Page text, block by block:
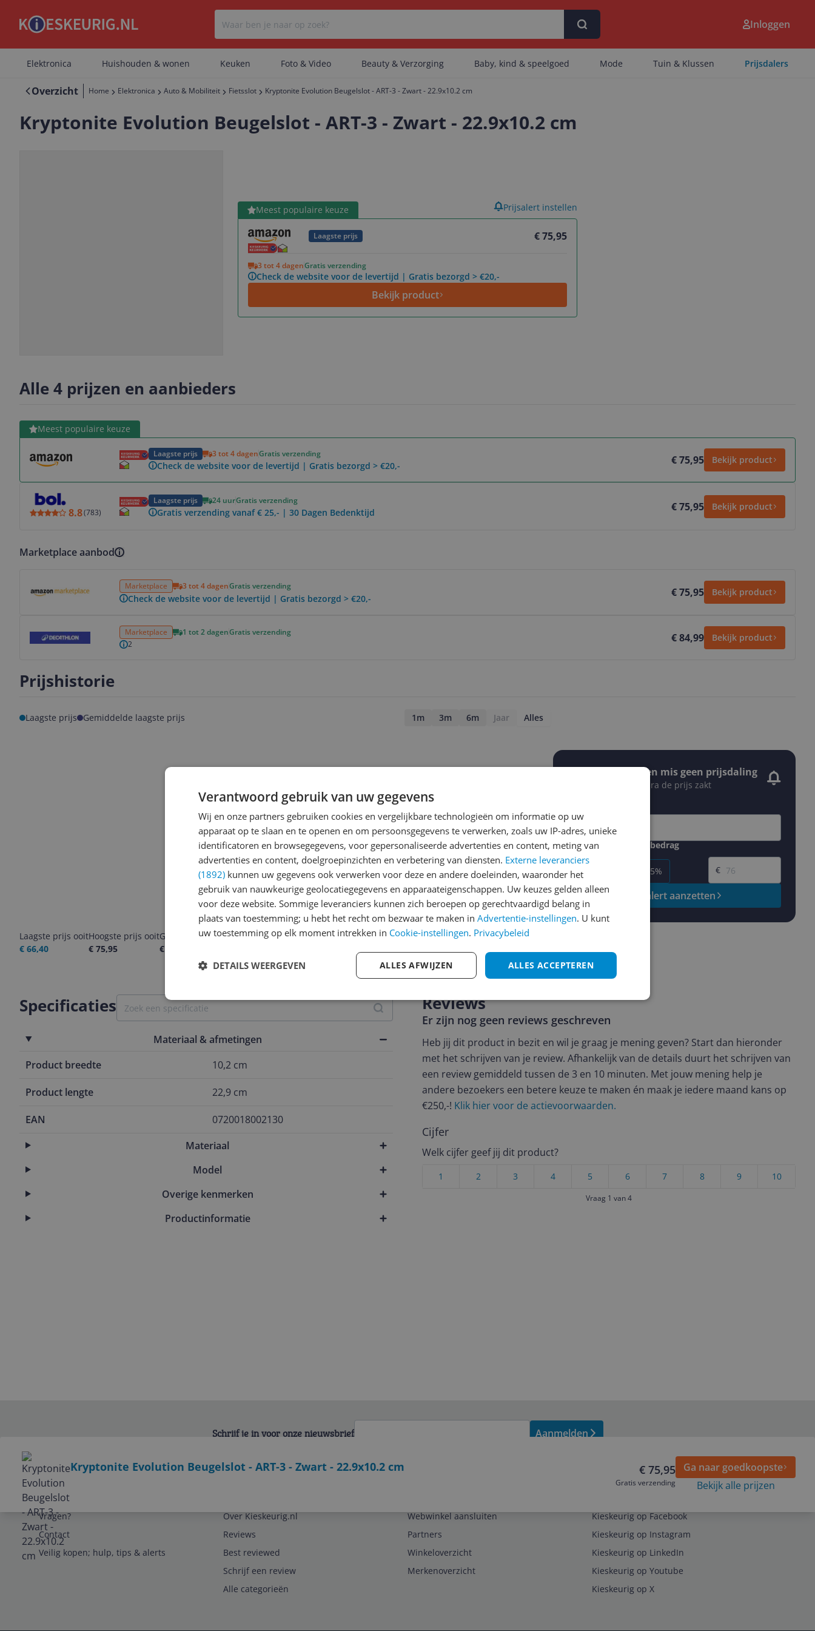
Er zijn geen artikelen gevonden.
Inloggen
Elektronica Huishouden & wonen Keuken Foto & Video Beauty & Verzorging Baby, kind & speelgoed Mode Tuin & Klussen Prijsdalers
Overzicht Home Elektronica Auto & Mobiliteit Fietsslot Kryptonite Evolution Beugelslot - ART-3 - Zwart - 22.9x10.2 cm
Kryptonite Evolution Beugelslot - ART-3 - Zwart - 22.9x10.2 cm
Meest populaire keuze
Laagste prijs € 75,95
3 tot 4 dagenGratis verzending
Check de website voor de levertijd | Gratis bezorgd > €20,-
Bekijk product
Bekijk product Prijsalert instellen
Alle 4 prijzen en aanbieders
Meest populaire keuze
Laagste prijs 3 tot 4 dagenGratis verzending
Check de website voor de levertijd | Gratis bezorgd > €20,- € 75,95 Bekijk product
Bekijk product
8.8(783)
Laagste prijs 24 uurGratis verzending
Gratis verzending vanaf € 25,- | 30 Dagen Bedenktijd € 75,95 Bekijk product
Marketplace aanbod
Marketplace 3 tot 4 dagenGratis verzending
Check de website voor de levertijd | Gratis bezorgd > €20,- € 75,95 Bekijk product
Marketplace 1 tot 2 dagenGratis verzending
2
€ 84,99 Bekijk product
Prijshistorie
Laagste prijs Gemiddelde laagste prijs 1m 3m 6m Jaar Alles
Laagste prijs ooit
€ 66,40
Hoogste prijs ooit
€ 75,95
Goedkoopste nu
€ 75,95
Laatste prijsupdate
Stel een alert in en mis geen prijsdaling
Krijg een seintje zodra de prijs zakt
Gewenste daling of bedrag
-5% -15%
Gewenste prijs
€
Prijsalert aanzetten
Specificaties
Materiaal & afmetingen
Product breedte
10,2 cm
Product lengte 22,9 cm
EAN
0720018002130
Materiaal
Model
Overige kenmerken
Productinformatie
Reviews
Er zijn nog geen reviews geschreven
Heb jij dit product in bezit en wil je graag je mening geven? Start dan hieronder
met het schrijven van je review. Afhankelijk van de details duurt het schrijven van
een review gemiddeld tussen de 3 en 10 minuten. Met jouw mening help je
andere bezoekers een betere keuze te maken én maak je iedere maand kans op
€250,-! Klik hier voor de actievoorwaarden.
Cijfer
Welk cijfer geef jij dit product?
10
9
8
7
6
5
4
3
2
1
Vraag 1 van 4
Kryptonite Evolution Beugelslot - ART-3 - Zwart - 22.9x10.2 cm € 75,95
Gratis verzending
Ga naar goedkoopste
Bekijk alle prijzen
Schrijf je in voor onze nieuwsbrief Aanmelden
Service
Vragen?
Contact
Veilig kopen; hulp, tips & alerts
Over Kieskeurig.nl
Reviews
Best reviewed
Schrijf een review
Alle categorieën
Webwinkel aansluiten
Partners
Winkeloverzicht
Merkenoverzicht
Kieskeurig op Facebook
Kieskeurig op Instagram
Kieskeurig op LinkedIn
Kieskeurig op Youtube
Kieskeurig op X
Verantwoord gebruik van uw gegevens
Wij en onze partners gebruiken cookies en vergelijkbare technologieën om informatie op uw
apparaat op te slaan en te openen en om persoonsgegevens te verwerken, zoals uw IP-adres, unieke
identificatoren en browsegegevens, voor gepersonaliseerde advertenties en content, meting van
advertenties en content, doelgroepinzichten en verbetering van diensten. Externe leveranciers
(1892) kunnen uw gegevens ook verwerken voor deze en andere doeleinden, waaronder het
gebruik van nauwkeurige geolocatiegegevens en apparaateigenschappen. Uw keuzes gelden alleen
voor deze website. Sommige leveranciers kunnen zich beroepen op gerechtvaardigd belang in
plaats van toestemming; u hebt het recht om bezwaar te maken in Advertentie-instellingen. U kunt
uw toestemming op elk moment intrekken in Cookie-instellingen. Privacybeleid
ALLES ACCEPTEREN
ALLES AFWIJZEN
DETAILS WEERGEVEN